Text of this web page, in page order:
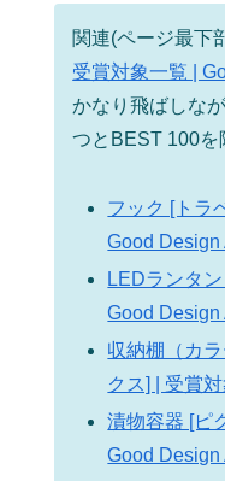
関連(ページ最下
受賞対象一覧 |
かなり飛ばしな
つとBEST 100を
フック [トラ
Good Design
LEDランタ
Good Design
収納棚（カ
クス] | 受賞
漬物容器 [ピ
Good Design